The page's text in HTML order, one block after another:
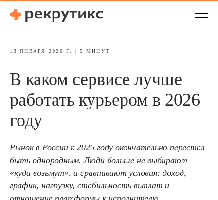
13 ЯНВАРЯ 2026 Г. | 5 МИНУТ
В каком сервисе лучше
работать курьером в 2026
году
Рынок в России к 2026 году окончательно перестал
быть однородным. Люди больше не выбирают
«куда возьмут», а сравнивают условия: доход,
график, нагрузку, стабильность выплат и
отношение платформы к исполнителю.